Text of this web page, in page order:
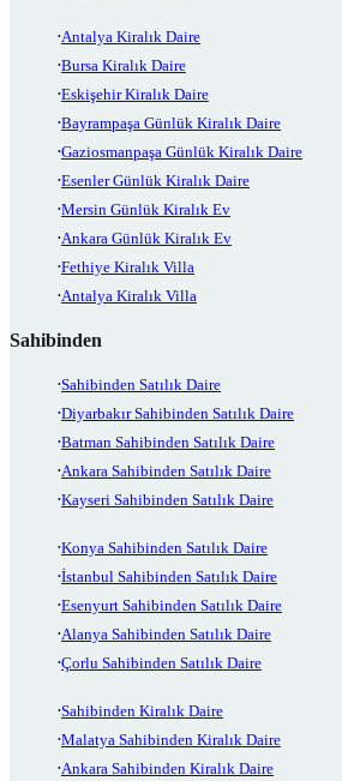
Antalya Kiralık Daire
Bursa Kiralık Daire
Eskişehir Kiralık Daire
Bayrampaşa Günlük Kiralık Daire
Gaziosmanpaşa Günlük Kiralık Daire
Esenler Günlük Kiralık Daire
Mersin Günlük Kiralık Ev
Ankara Günlük Kiralık Ev
Fethiye Kiralık Villa
Antalya Kiralık Villa
Sahibinden
Sahibinden Satılık Daire
Diyarbakır Sahibinden Satılık Daire
Batman Sahibinden Satılık Daire
Ankara Sahibinden Satılık Daire
Kayseri Sahibinden Satılık Daire
Konya Sahibinden Satılık Daire
İstanbul Sahibinden Satılık Daire
Esenyurt Sahibinden Satılık Daire
Alanya Sahibinden Satılık Daire
Çorlu Sahibinden Satılık Daire
Sahibinden Kiralık Daire
Malatya Sahibinden Kiralık Daire
Ankara Sahibinden Kiralık Daire